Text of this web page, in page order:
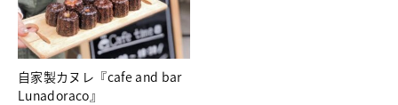
自家製カヌレ『cafe and bar
Lunadoraco』